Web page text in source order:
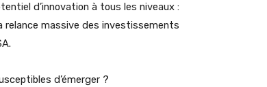
d’innovation à tous les niveaux :
relance massive des investissements
d’émerger ?